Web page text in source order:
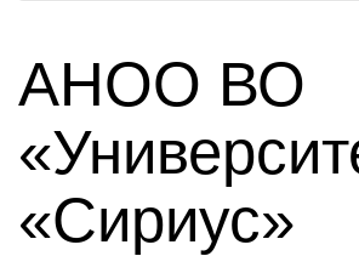
АНОО ВО
«Сириус»